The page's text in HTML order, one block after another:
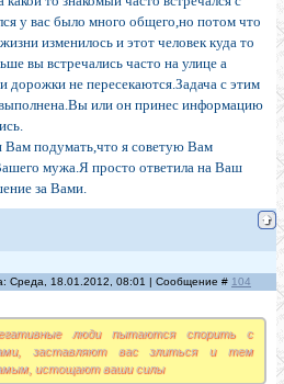
у вас было много общего,но потом что
изменилось и этот человек куда то
вы встречались часто на улице а
дорожки не пересекаются.Задача с этим
или он принес информацию
Вам подумать,что я советую Вам
мужа.Я просто ответила на Ваш
за Вами.
Среда, 18.01.2012, 08:01 | Сообщение # 104
люди пытаются спорить с
заставляют вас злиться и тем
истощают ваши силы